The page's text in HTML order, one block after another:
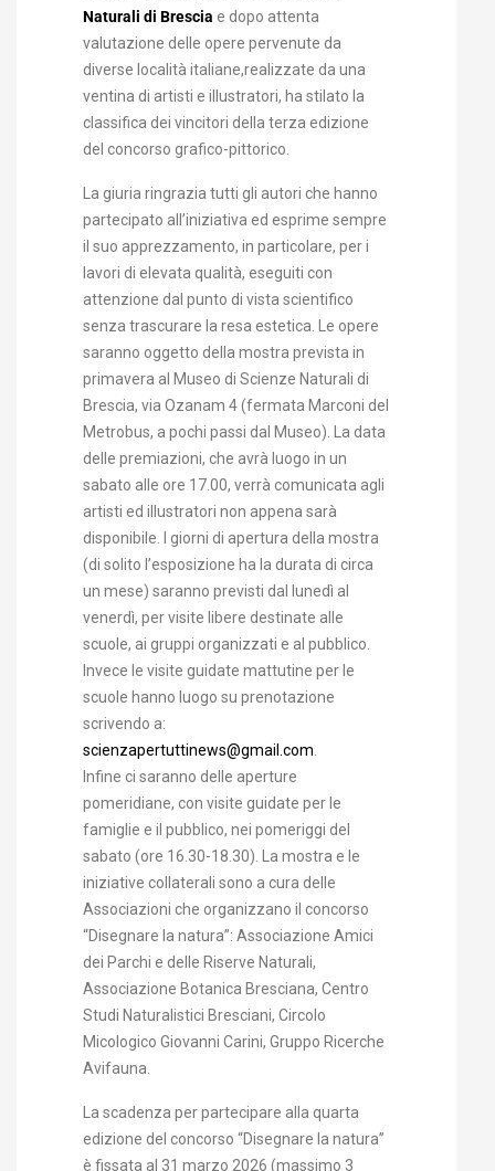
Naturali di Brescia e dopo attenta
valutazione delle opere pervenute da
diverse località italiane,realizzate da una
ventina di artisti e illustratori, ha stilato la
classifica dei vincitori della terza edizione
del concorso grafico-pittorico.
La giuria ringrazia tutti gli autori che hanno
partecipato all’iniziativa ed esprime sempre
il suo apprezzamento, in particolare, per i
lavori di elevata qualità, eseguiti con
attenzione dal punto di vista scientifico
senza trascurare la resa estetica. Le opere
saranno oggetto della mostra prevista in
primavera al Museo di Scienze Naturali di
Brescia, via Ozanam 4 (fermata Marconi del
Metrobus, a pochi passi dal Museo). La data
delle premiazioni, che avrà luogo in un
sabato alle ore 17.00, verrà comunicata agli
artisti ed illustratori non appena sarà
disponibile. I giorni di apertura della mostra
(di solito l’esposizione ha la durata di circa
un mese) saranno previsti dal lunedì al
venerdì, per visite libere destinate alle
scuole, ai gruppi organizzati e al pubblico.
Invece le visite guidate mattutine per le
scuole hanno luogo su prenotazione
scrivendo a:
scienzapertuttinews@gmail.com
Infine ci saranno delle aperture
pomeridiane, con visite guidate per le
famiglie e il pubblico, nei pomeriggi del
sabato (ore 16.30-18.30). La mostra e le
iniziative collaterali sono a cura delle
Associazioni che organizzano il concorso
“Disegnare la natura”: Associazione Amici
dei Parchi e delle Riserve Naturali,
Associazione Botanica Bresciana, Centro
Studi Naturalistici Bresciani, Circolo
Micologico Giovanni Carini, Gruppo Ricerche
Avifauna.
La scadenza per partecipare alla quarta
edizione del concorso “Disegnare la natura”
è fissata al 31 marzo 2026 (massimo 3